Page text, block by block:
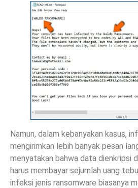
Namun, dalam kebanyakan kasus,
mengirimkan lebih banyak pesan
menyatakan bahwa data dienkripsi
harus membayar sejumlah uang
infeksi jenis ransomware biasanya